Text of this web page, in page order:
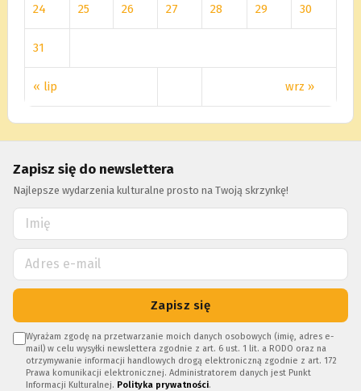
« lip wrz »
24 25 26 27 28 29 30
31
Zapisz się do newslettera
Najlepsze wydarzenia kulturalne prosto na Twoją skrzynkę!
Zapisz się
Wyrażam zgodę na przetwarzanie moich danych osobowych (imię, adres e-
mail) w celu wysyłki newslettera zgodnie z art. 6 ust. 1 lit. a RODO oraz na
otrzymywanie informacji handlowych drogą elektroniczną zgodnie z art. 172
Prawa komunikacji elektronicznej. Administratorem danych jest Punkt
Informacji Kulturalnej. Polityka prywatności.